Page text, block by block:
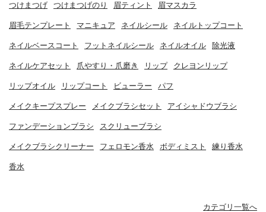
つけまつげ つけまつげのり 眉ティント 眉マスカラ
眉毛テンプレート マニキュア ネイルシール ネイルトップコート
ネイルベースコート フットネイルシール ネイルオイル 除光液
ネイルケアセット 爪やすり・爪磨き リップ クレヨンリップ
リップオイル リップコート ビューラー パフ
メイクキープスプレー メイクブラシセット アイシャドウブラシ
ファンデーションブラシ スクリューブラシ
メイクブラシクリーナー フェロモン香水 ボディミスト 練り香水
香水
カテゴリ一覧へ